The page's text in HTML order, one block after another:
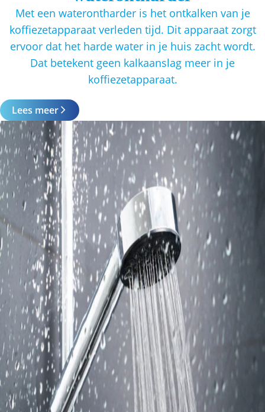
Met een waterontharder is het ontkalken van je
koffiezetapparaat verleden tijd. Dit apparaat zorgt
ervoor dat het harde water in je huis zacht wordt.
Dat betekent geen kalkaanslag meer in je
koffiezetapparaat.
Lees meer